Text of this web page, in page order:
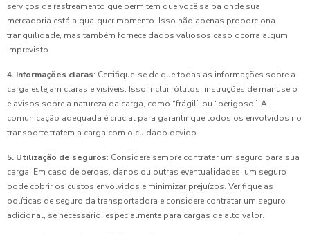
serviços de rastreamento que permitem que você saiba onde sua
mercadoria está a qualquer momento. Isso não apenas proporciona
tranquilidade, mas também fornece dados valiosos caso ocorra algum
imprevisto.
4. Informações claras: Certifique-se de que todas as informações sobre a
carga estejam claras e visíveis. Isso inclui rótulos, instruções de manuseio
e avisos sobre a natureza da carga, como “frágil” ou “perigoso”. A
comunicação adequada é crucial para garantir que todos os envolvidos no
transporte tratem a carga com o cuidado devido.
5. Utilização de seguros: Considere sempre contratar um seguro para sua
carga. Em caso de perdas, danos ou outras eventualidades, um seguro
pode cobrir os custos envolvidos e minimizar prejuízos. Verifique as
políticas de seguro da transportadora e considere contratar um seguro
adicional, se necessário, especialmente para cargas de alto valor.